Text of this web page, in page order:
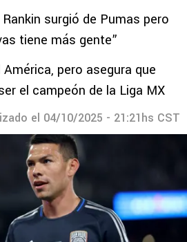
surgió de Pumas pero
tiene más gente”
pero asegura que
el campeón de la Liga MX
el 04/10/2025 - 21:21hs CST